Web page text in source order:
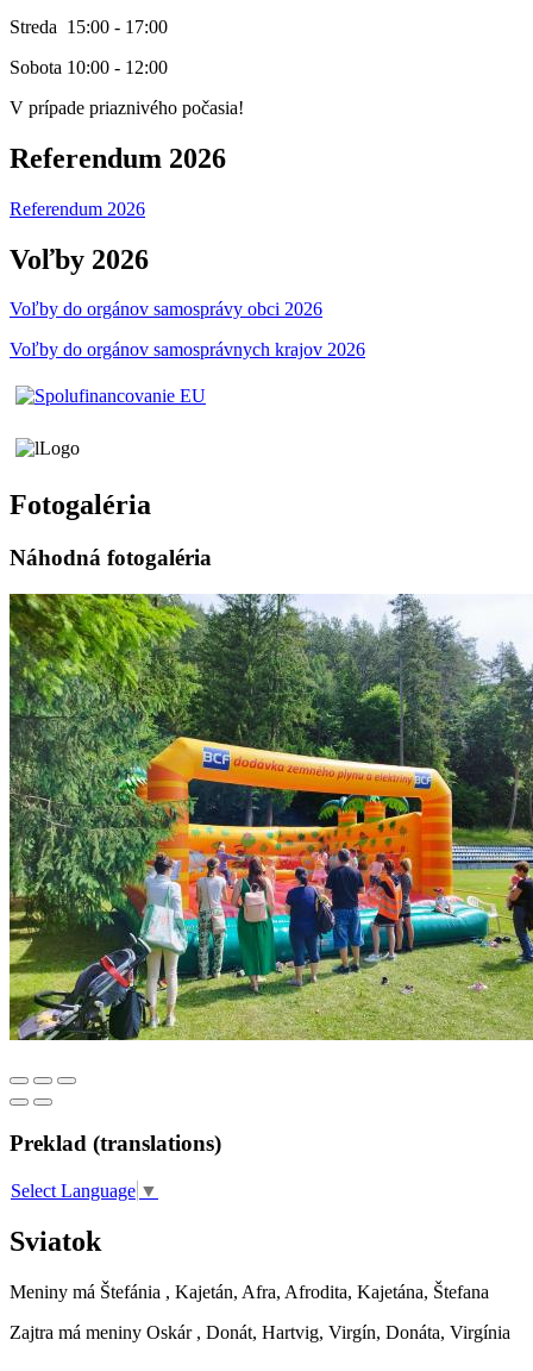
Streda 15:00 - 17:00
Sobota 10:00 - 12:00
V prípade priaznivého počasia!
Referendum 2026
Referendum 2026
Voľby 2026
Voľby do orgánov samosprávy obci 2026
Voľby do orgánov samosprávnych krajov 2026
Fotogaléria
Náhodná fotogaléria
Preklad (translations)
Select Language ▼
Sviatok
Meniny má Štefánia , Kajetán, Afra, Afrodita, Kajetána, Štefana
Zajtra má meniny Oskár , Donát, Hartvig, Virgín, Donáta, Virgínia